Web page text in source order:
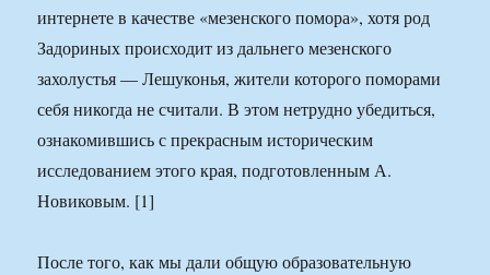
интернете в качестве «мезенского помора», хотя род
Задориных происходит из дальнего мезенского
захолустья — Лешуконья, жители которого поморами
себя никогда не считали. В этом нетрудно убедиться,
ознакомившись с прекрасным историческим
исследованием этого края, подготовленным А.
Новиковым. [1]
После того, как мы дали общую образовательную